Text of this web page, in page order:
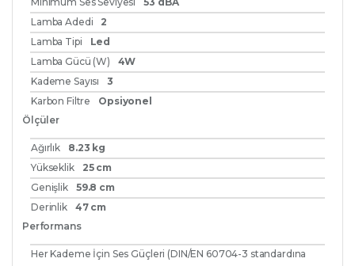
Lamba Adedi
2
Lamba Tipi
Led
Lamba Gücü (W)
4W
Kademe Sayısı
3
Karbon Filtre
Opsiyonel
Ölçüler
Ağırlık
8.23 kg
Yükseklik
25 cm
Genişlik
59.8 cm
Derinlik
47 cm
Performans
Her Kademe İçin Ses Güçleri (DIN/EN 60704-3 standardına